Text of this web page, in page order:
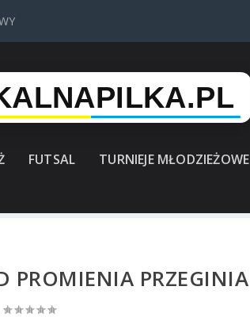
FUTSAL TURNIEJE MŁODZIEŻOWE
PROMIENIA PRZEGINIA